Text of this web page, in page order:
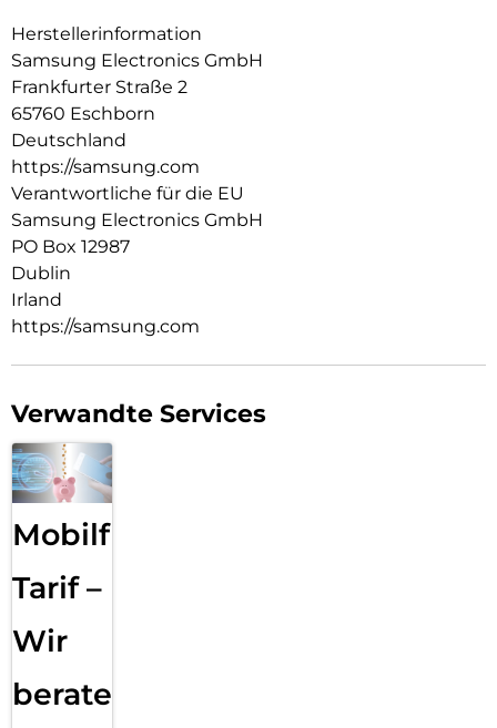
Herstellerinformation
Samsung Electronics GmbH
Frankfurter Straße 2
65760 Eschborn
Deutschland
https://samsung.com
Verantwortliche für die EU
Samsung Electronics GmbH
PO Box 12987
Dublin
Irland
https://samsung.com
Verwandte Services
Mobilfunk
Tarif –
Wir
beraten